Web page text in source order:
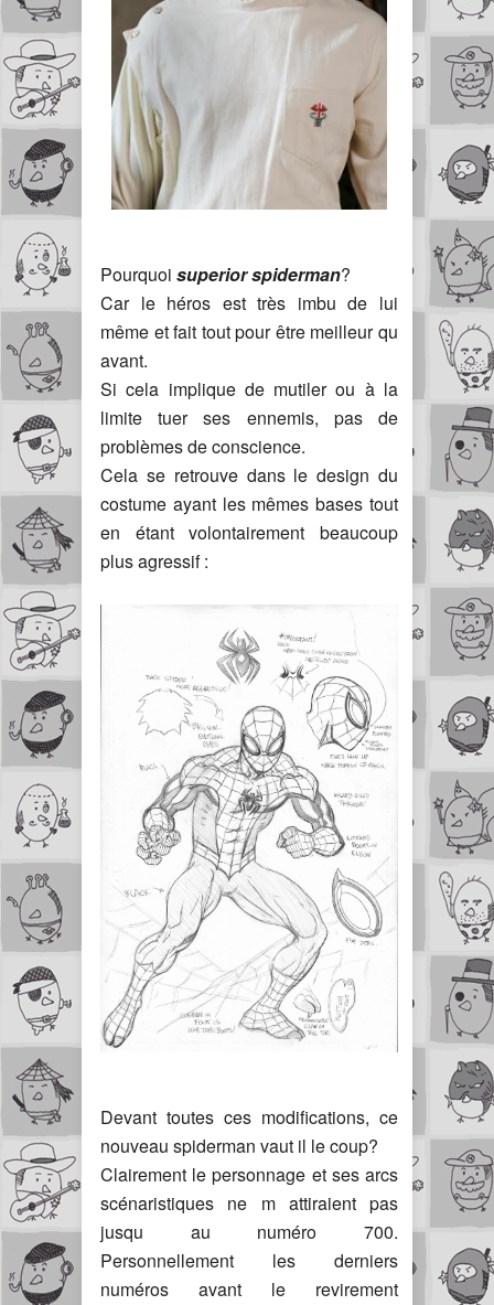
Pourquoi superior spiderman?
Car le héros est très imbu de lui
même et fait tout pour être meilleur qu
avant.
Si cela implique de mutiler ou à la
limite tuer ses ennemis, pas de
problèmes de conscience.
Cela se retrouve dans le design du
costume ayant les mêmes bases tout
en étant volontairement beaucoup
plus agressif :
Devant toutes ces modifications, ce
nouveau spiderman vaut il le coup?
Clairement le personnage et ses arcs
scénaristiques ne m attiraient pas
jusqu au numéro 700.
Personnellement les derniers
numéros avant le revirement